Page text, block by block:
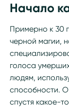
Начало
Примерно к 30
черной магии,
голоса
людям,
способности.
спустя какое-